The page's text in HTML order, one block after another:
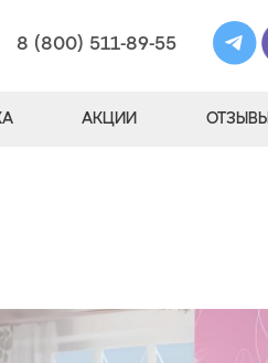
8 (800) 511-89-55
АКЦИИ ОТЗЫВЫ